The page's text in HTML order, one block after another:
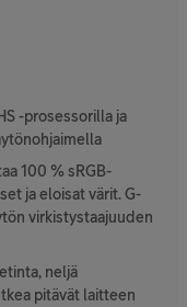
-prosessorilla ja
100 % sRGB-
ja eloisat värit. G-
virkistystaajuuden
neljä
pitävät laitteen